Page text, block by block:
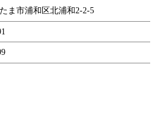
ま市浦和区北浦和2-2-5